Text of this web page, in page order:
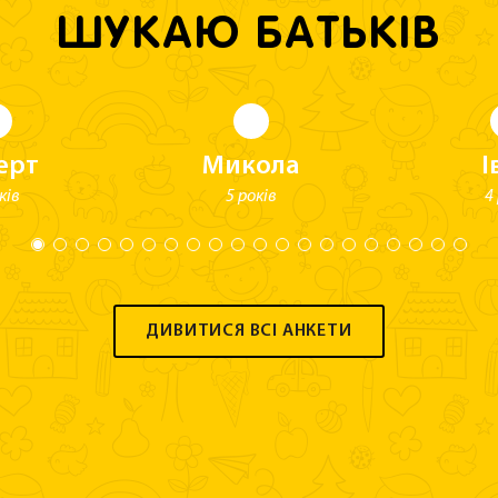
ШУКАЮ БАТЬКІВ
Микола
5 років 4
ДИВИТИСЯ ВСІ АНКЕТИ